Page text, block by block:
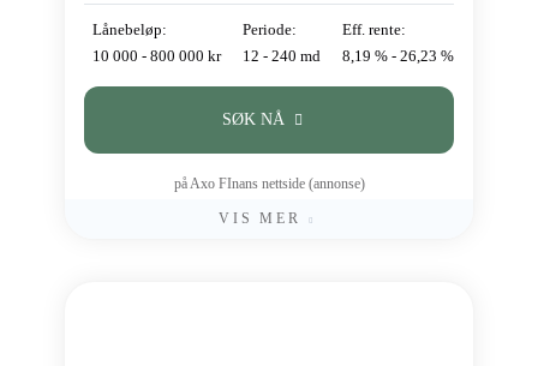
Lånebeløp:
10 000 - 800 000 kr
Periode:
12 - 240 md
Eff. rente:
8,19 % - 26,23 %
SØK NÅ
på Axo FInans nettside (annonse)
VIS MER